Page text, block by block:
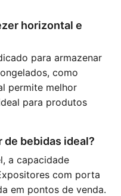
horizontal e
para armazenar
como
permite melhor
para produtos
bebidas ideal?
a capacidade
com porta
em pontos de venda.